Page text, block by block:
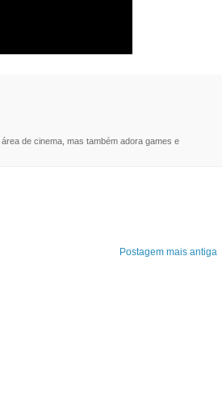
de cinema, mas também adora games e
Postagem mais antiga